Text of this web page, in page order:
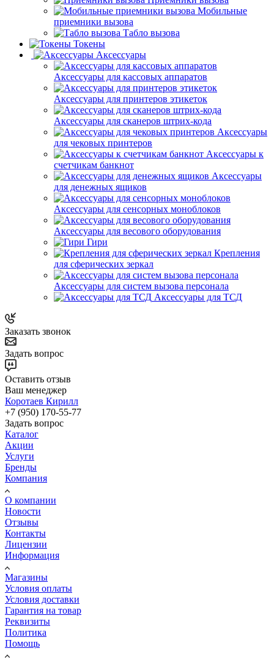
Мобильные
приемники вызова
Табло вызова
Токены
Аксессуары
Аксессуары для кассовых аппаратов
Аксессуары для принтеров этикеток
Аксессуары для сканеров штрих-кода
Аксессуары
для чековых принтеров
Аксессуары к
счетчикам банкнот
Аксессуары
для денежных ящиков
Аксессуары для сенсорных моноблоков
Аксессуары для весового оборудования
Гири
Крепления
для сферических зеркал
Аксессуары для систем вызова персонала
Аксессуары для ТСД
Заказать звонок
Задать вопрос
Оставить отзыв
Ваш менеджер
Коротаев Кирилл
+7 (950) 170-55-77
Задать вопрос
Каталог
Акции
Услуги
Бренды
Компания
О компании
Новости
Отзывы
Контакты
Лицензии
Информация
Магазины
Условия оплаты
Условия доставки
Гарантия на товар
Реквизиты
Политика
Помощь